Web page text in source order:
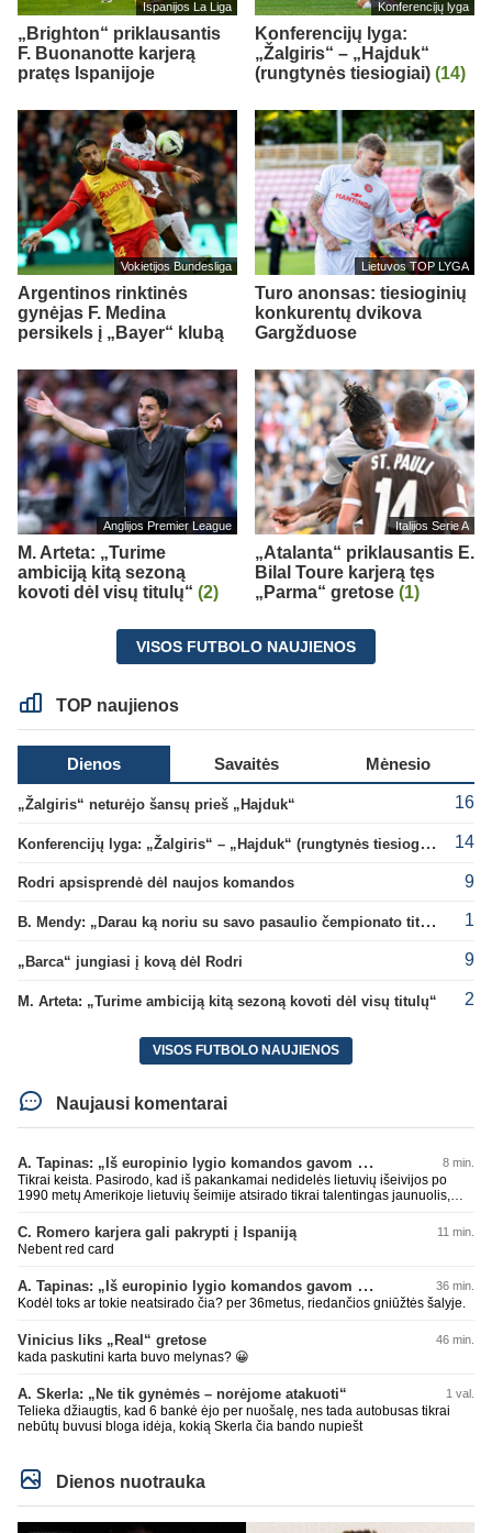
Ispanijos La Liga
„Brighton“ priklausantis
F. Buonanotte karjerą
pratęs Ispanijoje
Konferencijų lyga
Konferencijų lyga:
„Žalgiris“ – „Hajduk“
(rungtynės tiesiogiai) (14)
Vokietijos Bundesliga
Argentinos rinktinės
gynėjas F. Medina
persikels į „Bayer“ klubą
Lietuvos TOP LYGA
Turo anonsas: tiesioginių
konkurentų dvikova
Gargžduose
Anglijos Premier League
M. Arteta: „Turime
ambiciją kitą sezoną
kovoti dėl visų titulų“ (2)
Italijos Serie A
„Atalanta“ priklausantis E.
Bilal Toure karjerą tęs
„Parma“ gretose (1)
VISOS FUTBOLO NAUJIENOS
TOP naujienos
Dienos Savaitės Mėnesio
„Žalgiris“ neturėjo šansų prieš „Hajduk“ 16
Konferencijų lyga: „Žalgiris“ – „Hajduk“ (rungtynės tiesiogiai) 14
Rodri apsisprendė dėl naujos komandos 9
B. Mendy: „Darau ką noriu su savo pasaulio čempionato titulu“ 1
„Barca“ jungiasi į kovą dėl Rodri 9
M. Arteta: „Turime ambiciją kitą sezoną kovoti dėl visų titulų“ 2
VISOS FUTBOLO NAUJIENOS
Naujausi komentarai
A. Tapinas: „Iš europinio lygio komandos gavom gerų pamokų“ 8 min.
Tikrai keista. Pasirodo, kad iš pakankamai nedidelės lietuvių išeivijos po
1990 metų Amerikoje lietuvių šeimije atsirado tikrai talentingas jaunuolis,
fiziškai, kurio nepastumsi kaip Golubicko, t. y. gerai išsilaikantis ant kojų
kovoje, dar ir antrame aukšte neblogai atrodantis, greitai priimantis
dažniausiai teisingus sprendimus, ir dar turintis neblogą greitį. O Lietuvoje
aukštesnio lygio žaidėjų rimtos rinktinės nesulipdysi...
C. Romero karjera gali pakrypti į Ispaniją 11 min.
Nebent red card
A. Tapinas: „Iš europinio lygio komandos gavom gerų pamokų“ 36 min.
Kodėl toks ar tokie neatsirado čia? per 36metus, riedančios gniūžtės šalyje.
Vinicius liks „Real“ gretose 46 min.
kada paskutini karta buvo melynas? 😀
A. Skerla: „Ne tik gynėmės – norėjome atakuoti“ 1 val.
Telieka džiaugtis, kad 6 bankė ėjo per nuošalę, nes tada autobusas tikrai
nebūtų buvusi bloga idėja, kokią Skerla čia bando nupiešt
Dienos nuotrauka